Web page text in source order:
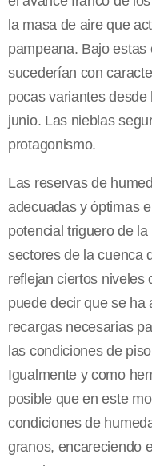
la masa de aire que
pampeana. Bajo
sucederían con
pocas variantes
junio. Las nieblas
protagonismo.
Las reservas de
adecuadas y óptimas
potencial triguero de
sectores de la cuenca
reflejan ciertos niveles
puede decir que se ha
recargas necesarias
las condiciones de
Igualmente y como
posible que en este
condiciones de
granos, encareciendo